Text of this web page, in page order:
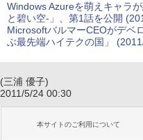
Windows Azureを萌えキャラ
と碧い空-」、第1話を公開
MicrosoftバルマーCEOがデベ
ぶ最先端ハイテクの国」
(三浦 優子)
2011/5/24 00:30
本サイトのご利用について